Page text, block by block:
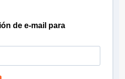
de e-mail para